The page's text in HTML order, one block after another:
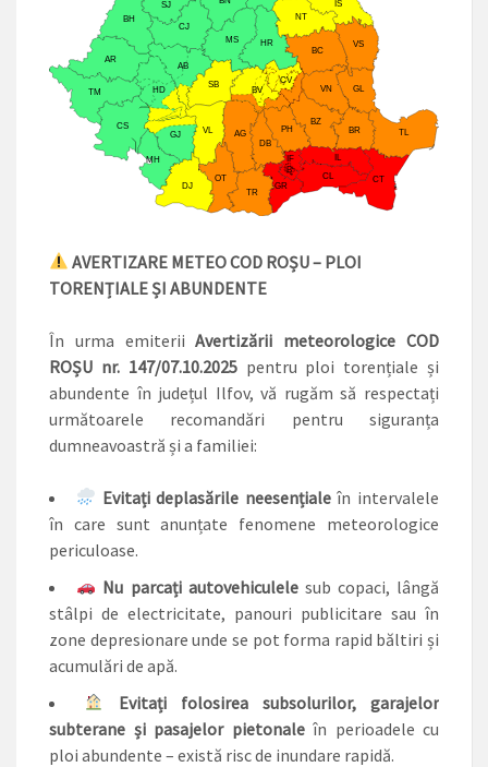
AVERTIZARE METEO COD ROȘU – PLOI
TORENȚIALE ȘI ABUNDENTE
În urma emiteriiAvertizării meteorologice COD
ROȘU nr. 147/07.10.2025pentru ploi torențiale și
abundente în județul Ilfov, vă rugăm să respectați
următoarele recomandări pentru siguranța
dumneavoastră și a familiei:
Evitați deplasările neesențialeîn intervalele
în care sunt anunțate fenomene meteorologice
periculoase.
Nu parcați autovehiculelesub copaci, lângă
stâlpi de electricitate, panouri publicitare sau în
zone depresionare unde se pot forma rapid băltiri și
acumulări de apă.
Evitați folosirea subsolurilor, garajelor
subterane și pasajelor pietonaleîn perioadele cu
ploi abundente – există risc de inundare rapidă.